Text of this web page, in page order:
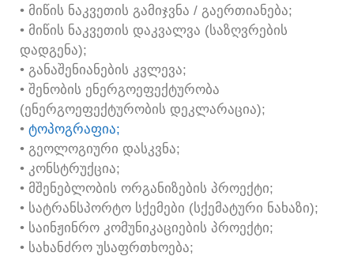
• ᲛᲘᲬᲘᲡ ᲜᲐᲙᲕᲔᲗᲘᲡ ᲒᲐᲛᲘᲯᲕᲜᲐ / ᲒᲐᲔᲠᲗᲘᲐᲜᲔᲑᲐ;
• ᲛᲘᲬᲘᲡ ᲜᲐᲙᲕᲔᲗᲘᲡ ᲓᲐᲙᲕᲐᲚᲕᲐ (ᲡᲐᲖᲦᲕᲠᲔᲑᲘᲡ
ᲓᲐᲓᲒᲔᲜᲐ);
• ᲒᲐᲜᲐᲨᲔᲜᲘᲐᲜᲔᲑᲘᲡ ᲙᲕᲚᲔᲕᲐ;
• ᲨᲔᲜᲝᲑᲘᲡ ᲔᲜᲔᲠᲒᲝᲔᲤᲔᲥᲢᲣᲠᲝᲑᲐ
(ᲔᲜᲔᲠᲒᲝᲔᲤᲔᲥᲢᲣᲠᲝᲑᲘᲡ ᲓᲔᲙᲚᲐᲠᲐᲪᲘᲐ);
• ᲢᲝᲞᲝᲒᲠᲐᲤᲘᲐ;
• ᲒᲔᲝᲚᲝᲒᲘᲣᲠᲘ ᲓᲐᲡᲙᲕᲜᲐ;
• ᲙᲝᲜᲡᲢᲠᲣᲥᲪᲘᲐ;
• ᲛᲨᲔᲜᲔᲑᲚᲝᲑᲘᲡ ᲝᲠᲒᲐᲜᲘᲖᲔᲑᲘᲡ ᲞᲠᲝᲔᲥᲢᲘ;
• ᲡᲐᲢᲠᲐᲜᲡᲞᲝᲠᲢᲝ ᲡᲥᲔᲛᲔᲑᲘ (ᲡᲥᲔᲛᲐᲢᲣᲠᲘ ᲜᲐᲮᲐᲖᲘ);
• ᲡᲐᲘᲜᲟᲘᲜᲠᲝ ᲙᲝᲛᲣᲜᲘᲙᲐᲪᲘᲔᲑᲘᲡ ᲞᲠᲝᲔᲥᲢᲘ;
• ᲡᲐᲮᲐᲜᲫᲠᲝ ᲣᲡᲐᲤᲠᲗᲮᲝᲔᲑᲐ;